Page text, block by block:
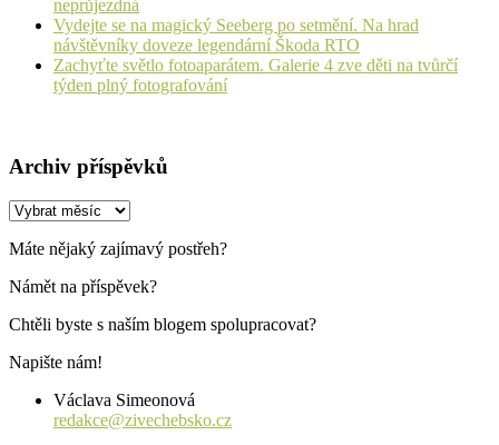
neprůjezdná
Vydejte se na magický Seeberg po setmění. Na hrad
návštěvníky doveze legendární Škoda RTO
Zachyťte světlo fotoaparátem. Galerie 4 zve děti na tvůrčí
týden plný fotografování
Archiv příspěvků
Archiv
Máte nějaký zajímavý postřeh?
Námět na příspěvek?
Chtěli byste s naším blogem spolupracovat?
Napište nám!
Václava Simeonová
redakce@zivechebsko.cz